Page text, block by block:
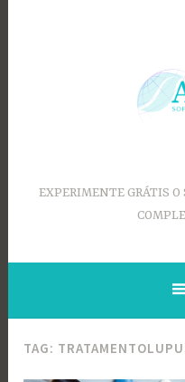
EXPERIMENTE GRÁTIS
TAG: